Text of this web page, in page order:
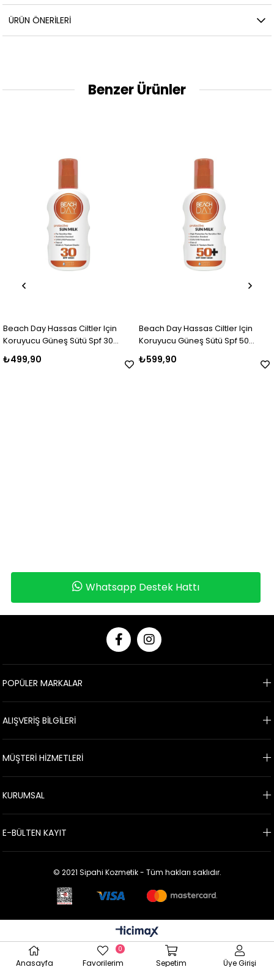
ÜRÜN ÖNERILERI
Benzer Ürünler
Day Hassas Ciltler Için
Güneş Sütü Spf 30
150 Ml
Beach Day Hassas Ciltler Için
Koruyucu Güneş Sütü Spf 50
Sprey 150 Ml
₺599,90
Whatsapp Destek Hattı
POPÜLER MARKALAR
ALIŞVERİŞ BİLGİLERİ
MÜŞTERİ HİZMETLERİ
KURUMSAL
E-BÜLTEN KAYIT
© 2021 Sipahi Kozmetik - Tüm hakları saklıdır.
Anasayfa Favorilerim
0
Sepetim Üye Girişi